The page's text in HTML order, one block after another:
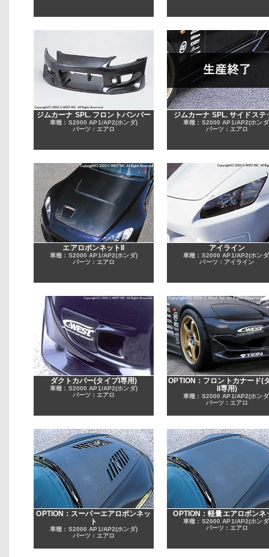
ジムカーナ SPL. フロントバンパー
車種：S2000 AP1/AP2(ホンダ)
パーツ：エアロ
ジムカーナ SPL. サイドステ
車種：S2000 AP1/AP2(ホン
パーツ：エアロ
エアロボンネットII
車種：S2000 AP1/AP2(ホンダ)
パーツ：エアロ
アイライン
車種：S2000 AP1/AP2(ホン
パーツ：アイライン
ダクトカバー(タイプI専用)
車種：S2000 AP1/AP2(ホンダ)
パーツ：エアロ
OPTION：フロントカナード(
II専用)
車種：S2000 AP1/AP2(ホン
パーツ：エアロ
OPTION：スーパーエアロボンネッ
ト
車種：S2000 AP1/AP2(ホンダ)
パーツ：エアロ
OPTION：軽量エアロボンネ
車種：S2000 AP1/AP2(ホン
パーツ：エアロ